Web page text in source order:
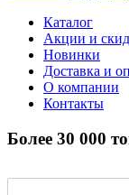
Каталог
Акции и
Новинки
Доставка и
О компании
Контакты
Более 30 000